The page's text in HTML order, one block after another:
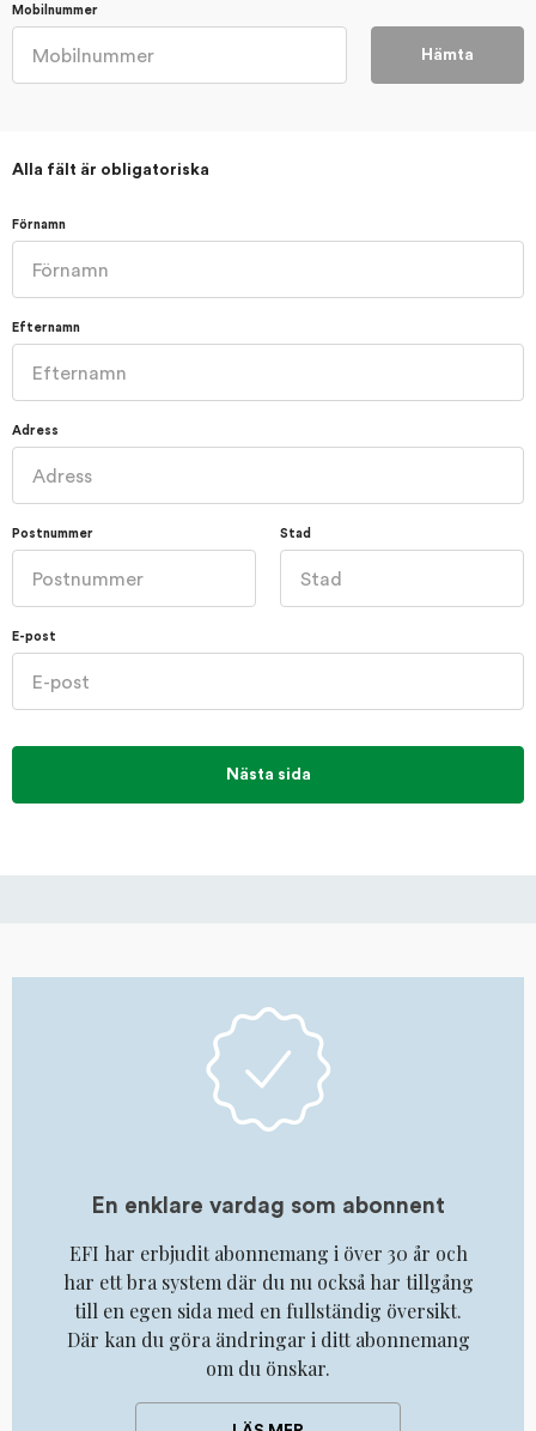
Mobilnummer
Hämta
Alla fält är obligatoriska
Förnamn
Efternamn
Adress
Postnummer Stad
E-post
Nästa sida
En enklare vardag som abonnent
EFI har erbjudit abonnemang i över 30 år och
har ett bra system där du nu också har tillgång
till en egen sida med en fullständig översikt.
Där kan du göra ändringar i ditt abonnemang
om du önskar.